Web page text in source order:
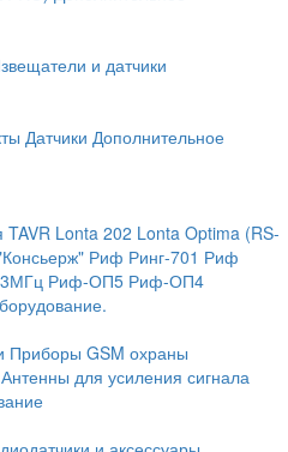
и датчики
Датчики Дополнительное
TAVR Lonta 202 Lonta Optima (RS-
Риф Ринг-701 Риф
Риф-ОП5 Риф-ОП4
Приборы GSM охраны
Антенны для усиления сигнала